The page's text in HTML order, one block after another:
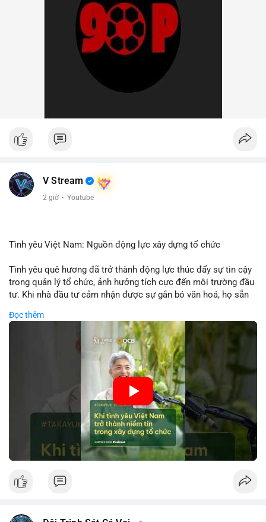
V Stream
2 giờ · Youtube
Tình yêu Việt Nam: Nguồn động lực xây dựng tổ chức
Tình yêu quê hương đã trở thành động lực thúc đẩy sự tin cậy
trong quản lý tổ chức, ảnh hưởng tích cực đến môi trường đầu
tư. Khi nhà đầu tư cảm nhận được sự gắn bó văn hoá, họ sẵn
các công ty blockchain và tiền mã hoá. Sự tăng cường niềm
tin này giúp giảm rủi ro thị trường, cải thiện chi phí vốn và thúc
đẩy sự phát triển bền vững của ngành công nghệ tài chính. Các
nhà quản lý cần khai thác tinh thần này để xây dựng chiến lược
phát triển bền vững và thu hút vốn đầu tư.
🎥 Xem video trực tiếp tại:
Nguồn: VIETSUCCESS
Đọc thêm